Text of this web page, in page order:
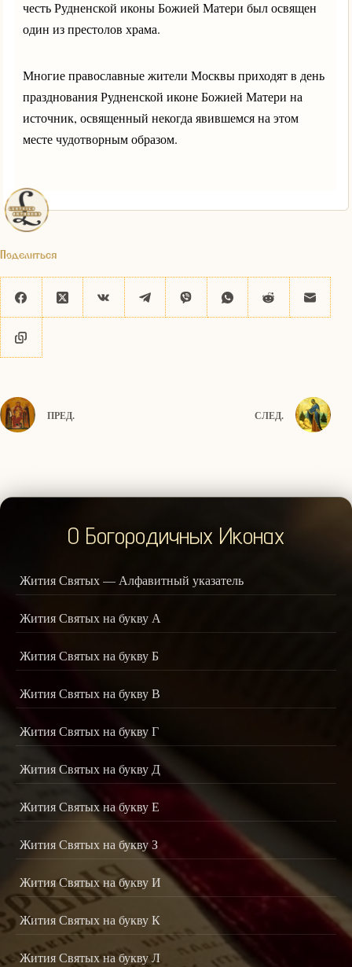
честь Рудненской иконы Божией Матери был освящен
один из престолов храма.
Многие православные жители Москвы приходят в день
празднования Рудненской иконе Божией Матери на
источник, освященный некогда явившемся на этом
месте чудотворным образом.
Поделиться
ПРЕД. СЛЕД.
О Богородичных Иконах
Жития Святых — Алфавитный указатель
Жития Святых на букву А
Жития Святых на букву Б
Жития Святых на букву В
Жития Святых на букву Г
Жития Святых на букву Д
Жития Святых на букву Е
Жития Святых на букву З
Жития Святых на букву И
Жития Святых на букву К
Жития Святых на букву Л